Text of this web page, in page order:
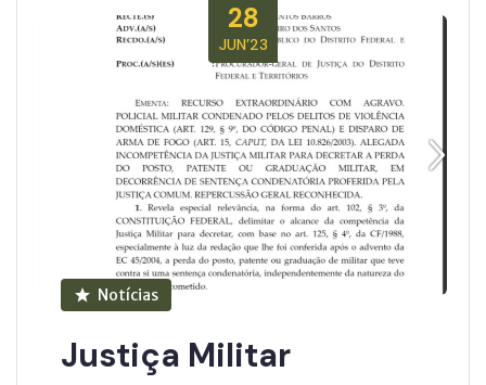
28
JUN’23
Notícias
Justiça Militar